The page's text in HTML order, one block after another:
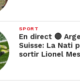
SPORT
En direct 🔴
Suisse: La Nati
sortir Lionel